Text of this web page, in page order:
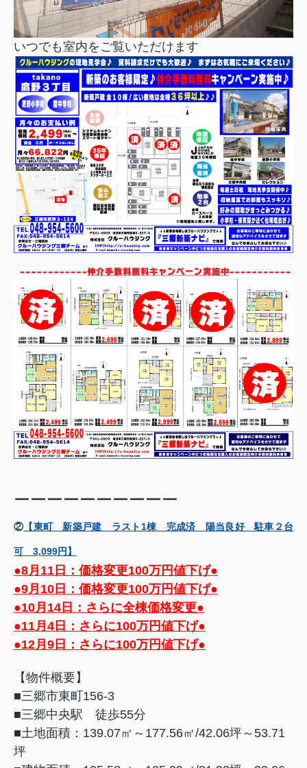
いつでも室内をご覧いただけます
ーーーーーーーーーー
②【東町 新築戸建 ラスト1棟 完成済 陽当良好 駐車２台
可 3,099円】
●8月11日：価格変更100万円値下げ●
●9月10日：価格変更100万円値下げ●
●10月14日：さらに全棟価格変更●
●11月4日：さらに100万円値下げ●
●12月9日：さらに100万円値下げ●
【物件概要】
■三郷市東町156-3
■三郷中央駅 徒歩55分
■土地面積：139.07㎡～177.56㎡/42.06坪～53.71
坪